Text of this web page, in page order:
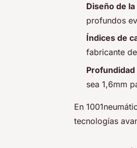
Diseño de
profundos
Índices de
fabricante
sea 1,6mm
En
tecnologías